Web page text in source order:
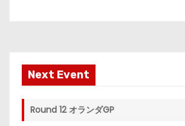
Next Event
Round 12 オランダGP